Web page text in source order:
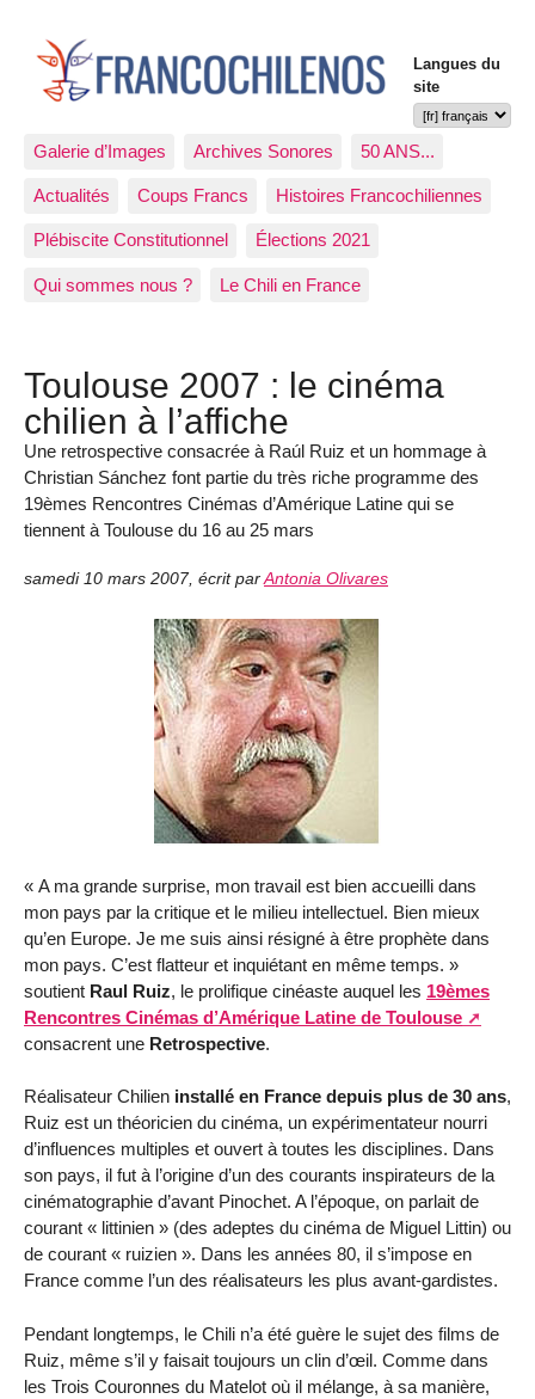
Langues du
site
Galerie d’Images Archives Sonores 50 ANS...
Actualités Coups Francs Histoires Francochiliennes
Plébiscite Constitutionnel Élections 2021
Qui sommes nous ? Le Chili en France
Toulouse 2007 : le cinéma
chilien à l’affiche
Une retrospective consacrée à Raúl Ruiz et un hommage à
Christian Sánchez font partie du très riche programme des
19èmes Rencontres Cinémas d’Amérique Latine qui se
tiennent à Toulouse du 16 au 25 mars
samedi 10 mars 2007, écrit parAntonia Olivares
« A ma grande surprise, mon travail est bien accueilli dans
mon pays par la critique et le milieu intellectuel. Bien mieux
qu’en Europe. Je me suis ainsi résigné à être prophète dans
mon pays. C’est flatteur et inquiétant en même temps. »
soutient Raul Ruiz, le prolifique cinéaste auquel les 19èmes
Rencontres Cinémas d’Amérique Latine de Toulouse
consacrent une Retrospective.
Réalisateur Chilien installé en France depuis plus de 30 ans,
Ruiz est un théoricien du cinéma, un expérimentateur nourri
d’influences multiples et ouvert à toutes les disciplines. Dans
son pays, il fut à l’origine d’un des courants inspirateurs de la
cinématographie d’avant Pinochet. A l’époque, on parlait de
courant « littinien » (des adeptes du cinéma de Miguel Littin) ou
de courant « ruizien ». Dans les années 80, il s’impose en
France comme l’un des réalisateurs les plus avant-gardistes.
Pendant longtemps, le Chili n’a été guère le sujet des films de
Ruiz, même s’il y faisait toujours un clin d’œil. Comme dans
les Trois Couronnes du Matelot où il mélange, à sa manière,